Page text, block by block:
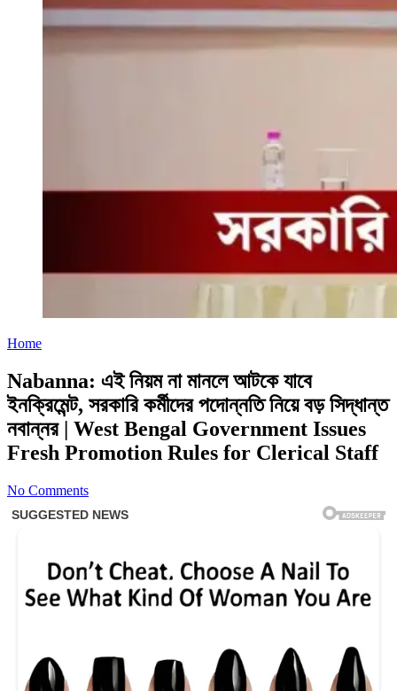
Home
Nabanna: এই নিয়ম না মানলে আটকে যাবে
ইনক্রিমেন্ট, সরকারি কর্মীদের পদোন্নতি নিয়ে বড় সিদ্ধান্ত
নবান্নর | West Bengal Government Issues
Fresh Promotion Rules for Clerical Staff
No Comments